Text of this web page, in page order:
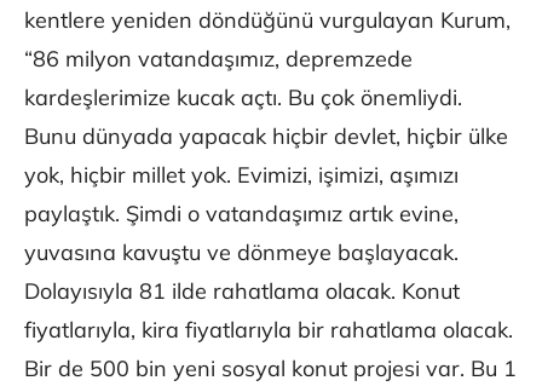
kentlere yeniden döndüğünü vurgulayan Kurum,
“86 milyon vatandaşımız, depremzede
kardeşlerimize kucak açtı. Bu çok önemliydi.
Bunu dünyada yapacak hiçbir devlet, hiçbir ülke
yok, hiçbir millet yok. Evimizi, işimizi, aşımızı
paylaştık. Şimdi o vatandaşımız artık evine,
yuvasına kavuştu ve dönmeye başlayacak.
Dolayısıyla 81 ilde rahatlama olacak. Konut
fiyatlarıyla, kira fiyatlarıyla bir rahatlama olacak.
Bir de 500 bin yeni sosyal konut projesi var. Bu 1